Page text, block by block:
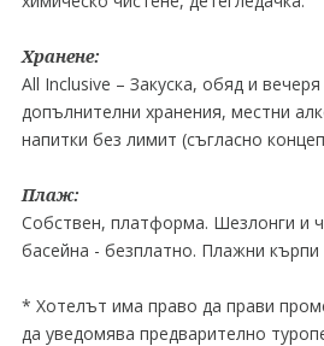
Хранене:
All Inclusive – Закуска, обяд и
допълнителни хранения, местни
напитки без лимит (съгласно
Плаж:
Собствен, платформа. Шезлонги и
басейна - безплатно. Плажни кърпи
* Хотелът има право да прави
да уведомява предварително